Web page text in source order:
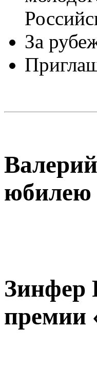
За
юбилею
Зинфер
премии